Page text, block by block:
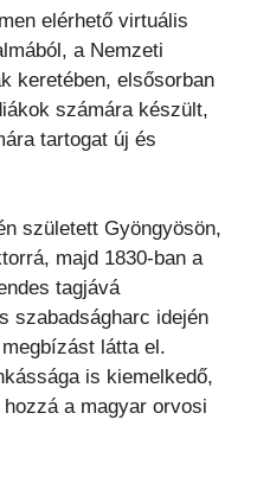
elérhető virtuális
a Nemzeti
keretében, elsősorban
számára készült,
tartogat új és
született Gyöngyösön,
majd 1830-ban a
tagjává
szabadságharc idején
látta el.
is kiemelkedő,
a magyar orvosi